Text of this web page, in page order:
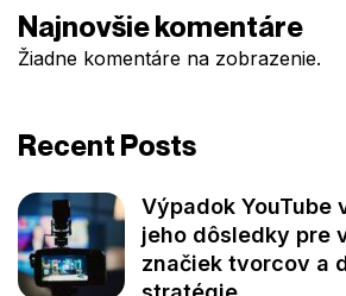
Najnovšie komentáre
Žiadne komentáre na zobrazenie.
Recent Posts
Výpadok YouTube
jeho dôsledky pre
značiek tvorcov a